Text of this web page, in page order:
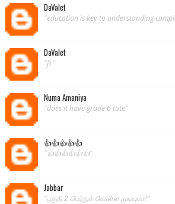
DaValet
"education is key to understanding
DaValet
"fr"
Numa Amaniya
"does it have grade 6 tute"
👍👍👍👍👍
"👍👍👍👍👍👍"
Jabbar
"பகுதி 2 பெற்றுக் கொள்ள முடியுமா?"